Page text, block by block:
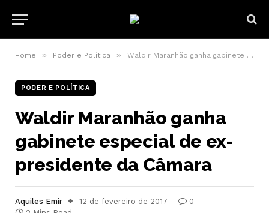
Home » Poder e Política » Waldir Maranhão ganha gabinete especial de ex-presidente da Câmara
PODER E POLÍTICA
Waldir Maranhão ganha
gabinete especial de ex-
presidente da Câmara
Aquiles Emir 12 de fevereiro de 2017
0